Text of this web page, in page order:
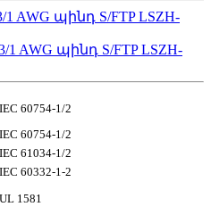
1 AWG պինդ S/FTP LSZH-
1 AWG պինդ S/FTP LSZH-
IEC 60754-1/2
IEC 60754-1/2
IEC 61034-1/2
IEC 60332-1-2
UL 1581